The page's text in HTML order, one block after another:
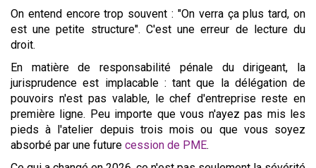
On entend encore trop souvent : "On verra ça plus tard, on
est une petite structure". C'est une erreur de lecture du
droit.
En matière de responsabilité pénale du dirigeant, la
jurisprudence est implacable : tant que la délégation de
pouvoirs n'est pas valable, le chef d'entreprise reste en
première ligne. Peu importe que vous n'ayez pas mis les
pieds à l'atelier depuis trois mois ou que vous soyez
absorbé par une future cession de PME.